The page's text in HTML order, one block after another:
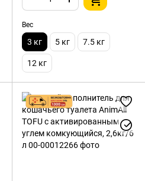
Вес
3 кг 5 кг 7.5 кг
12 кг